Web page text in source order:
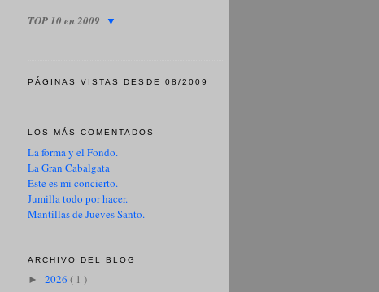
TOP 10 en 2009 ▼
PÁGINAS VISTAS DESDE 08/2009
LOS MÁS COMENTADOS
La forma y el Fondo.
La Gran Cabalgata
Este es mi concierto.
Jumilla todo por hacer.
Mantillas de Jueves Santo.
ARCHIVO DEL BLOG
► 2026 ( 1 )